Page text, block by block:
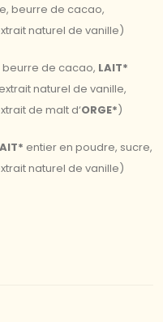
beurre de cacao,
naturel de vanille)
de cacao, LAIT*
naturel de vanille,
de malt d‘ORGE*)
entier en poudre, sucre,
naturel de vanille)